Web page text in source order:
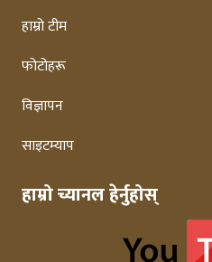
हाम्रो टीम
फोटोहरू
विज्ञापन
साइटम्याप
हाम्रो च्यानल हेर्नुहोस्